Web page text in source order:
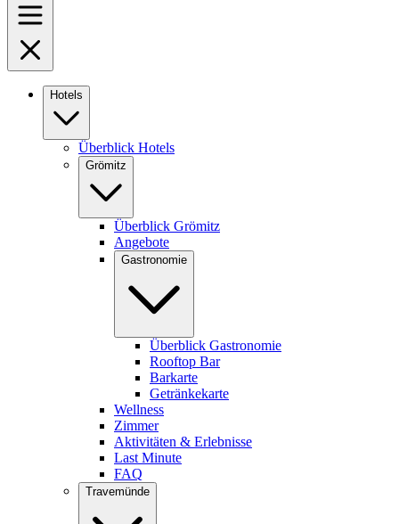
Hotels
Überblick Hotels
Grömitz
Überblick Grömitz
Angebote
Gastronomie
Überblick Gastronomie
Rooftop Bar
Barkarte
Getränkekarte
Wellness
Zimmer
Aktivitäten & Erlebnisse
Last Minute
FAQ
Travemünde